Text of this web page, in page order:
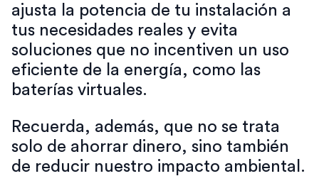
ajusta la potencia de tu instalación a
tus necesidades reales y evita
soluciones que no incentiven un uso
eficiente de la energía, como las
baterías virtuales.
Recuerda, además, que no se trata
solo de ahorrar dinero, sino también
de reducir nuestro impacto ambiental.